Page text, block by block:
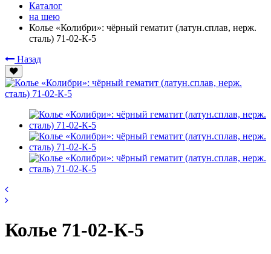
Каталог
на шею
Колье «Колибри»: чёрный гематит (латун.сплав, нерж.
сталь) 71-02-К-5
Назад
Колье 71-02-К-5